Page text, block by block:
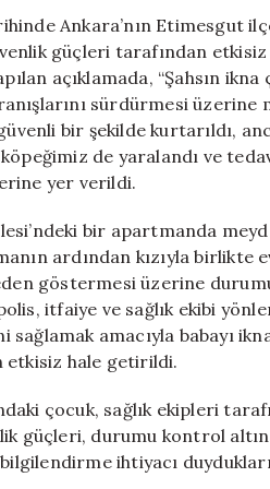
Ankara’nın Etimesgut
güçleri tarafından
açıklamada, “Şahsın
sürdürmesi üzerine
bir şekilde kurtarıldı,
köpeğimiz de yaralandı ve
yer verildi.
bir apartmanda
ardından kızıyla birlikte
göstermesi üzerine
itfaiye ve sağlık ekibi
sağlamak amacıyla babayı
etkisiz hale getirildi.
çocuk, sağlık ekipleri
güçleri, durumu kontrol
ihtiyacı